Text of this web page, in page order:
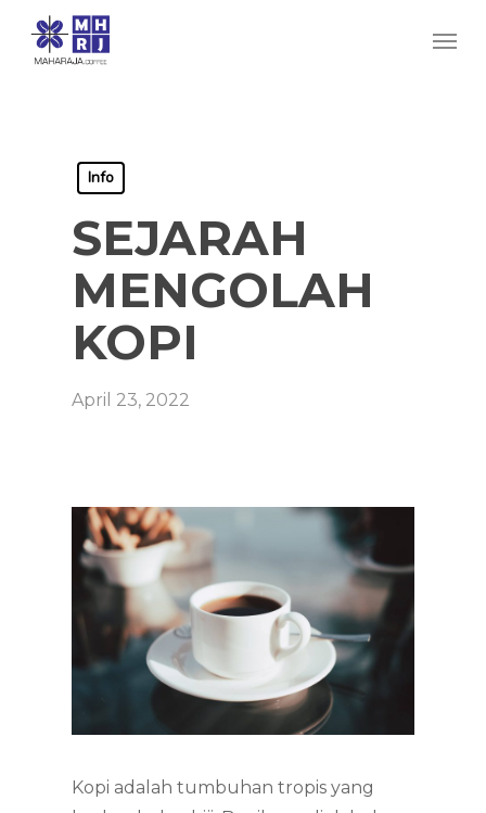
Info
SEJARAH
MENGOLAH
KOPI
April 23, 2022
Kopi adalah tumbuhan tropis yang